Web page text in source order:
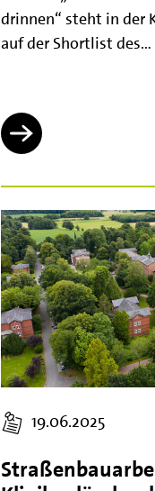
drinnen“ steht in der
auf der Shortlist des…
19.06.2025